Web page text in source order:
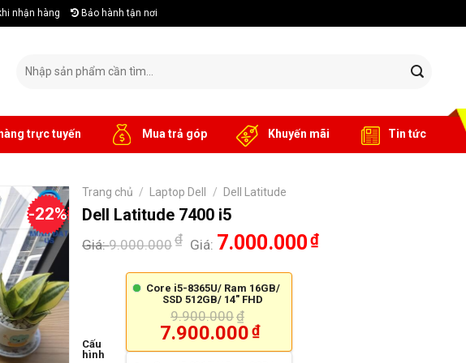
nhận hàng Bảo hành tận nơi
kiếm:
trực tuyến Mua trả góp Khuyến mãi Tin tức
-22%
Trang chủ / Laptop Dell / Dell Latitude
Dell Latitude 7400 i5
Giá:9.000.000₫ Giá: 7.000.000₫
Cấu
hình
Core i5-8365U/ Ram 16GB/
SSD 512GB/ 14" FHD
9.900.000₫
7.900.000₫